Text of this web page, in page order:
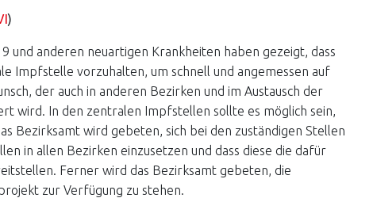
)
und anderen neuartigen Krankheiten haben gezeigt, dass
Impfstelle vorzuhalten, um schnell und angemessen auf
der auch in anderen Bezirken und im Austausch der
wird. In den zentralen Impfstellen sollte es möglich sein,
Bezirksamt wird gebeten, sich bei den zuständigen Stellen
in allen Bezirken einzusetzen und dass diese die dafür
Ferner wird das Bezirksamt gebeten, die
zur Verfügung zu stehen.